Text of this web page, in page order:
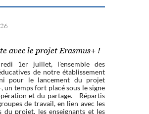
avec le projet Erasmus+ !
1er juillet, l'ensemble des
de notre établissement
pour le lancement du projet
un temps fort placé sous le signe
et du partage. Répartis
de travail, en lien avec les
du projet, les enseignants et les